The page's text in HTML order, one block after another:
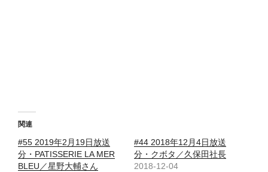
関連
#55 2019年2月19日放送
分・PATISSERIE LA MER
BLEU／星野大輔さん
#44 2018年12月4日放送
分・クボタ／久保田社長
2018-12-04